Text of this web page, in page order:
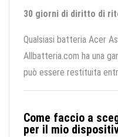
30 giorni di diritto di
Qualsiasi batteria Acer
Allbatteria.com ha una
può essere restituita
Come faccio a
per il mio